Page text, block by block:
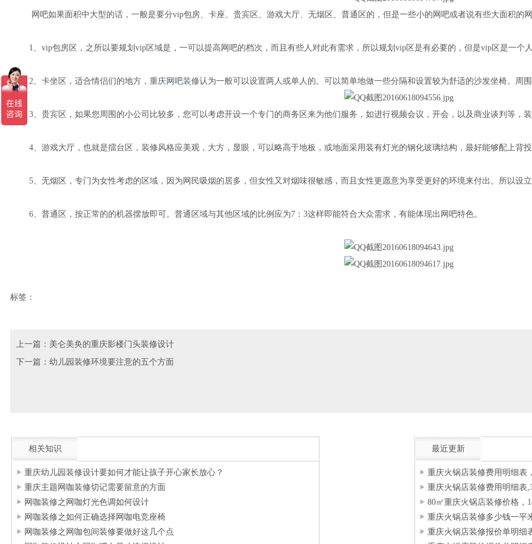
网吧如果面积中大型的话，一般是要分vip包房、卡座、贵宾区、游戏大厅、无烟区、普通区的，但是一些小的网吧或者说有些大面积的
1、vip包房区，之所以要规划vip区域是，一可以提高网吧的档次，而且有些人对此有需求，所以规划vip区是有必要的，但是vip区是一个
2、卡坐区，适合情侣们的地方， 重庆网吧装修认为一般可以设置两人或单人的。可以简单地做一些分隔和设置较为舒适的沙发坐椅。周
3、贵宾区，如果您周围的小公司比较多，您可以考虑开设一个专门的商务区来为他们服务，如进行视频会议，开会，以及商业谈判等，
4、游戏大厅，也就是擂台区，装修风格应美观，大方，显眼，可以略高于地板，或地面采用装有灯光的钢化玻璃结构，最好能够配上背
5、无烟区，专门为女性考虑的区域，因为网民吸烟的居多，但女性又对烟味很敏感，而且女性更愿意为享受更好的环境来付出。所以设
6、普通区，按正常的的机器摆放即可。普通区域与其他区域的比例应为7：3这样即能符合大众需求，有能体现出网吧特色。
标签：
上一篇： 美仑美奂的重庆影楼门头装修设计
下一篇： 幼儿园装修环境要注意的五个方面
相关知识
重庆幼儿园装修设计要如何才能让孩子开心家长放心？
重庆主题网咖装修切记需要留意的方面
网咖装修之网咖灯光色调如何设计
网咖装修之如何正确选择网咖电竞座椅
网咖装修之网咖包间装修要做好这几个点
最近更新
重庆火锅店装修费用明细表
重庆火锅店装修费用明细表
80㎡重庆火锅店装修价格，
重庆火锅店装修多少钱一平
重庆火锅店装修报价单明细